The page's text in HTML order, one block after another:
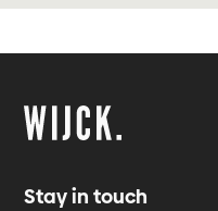
Stay in touch